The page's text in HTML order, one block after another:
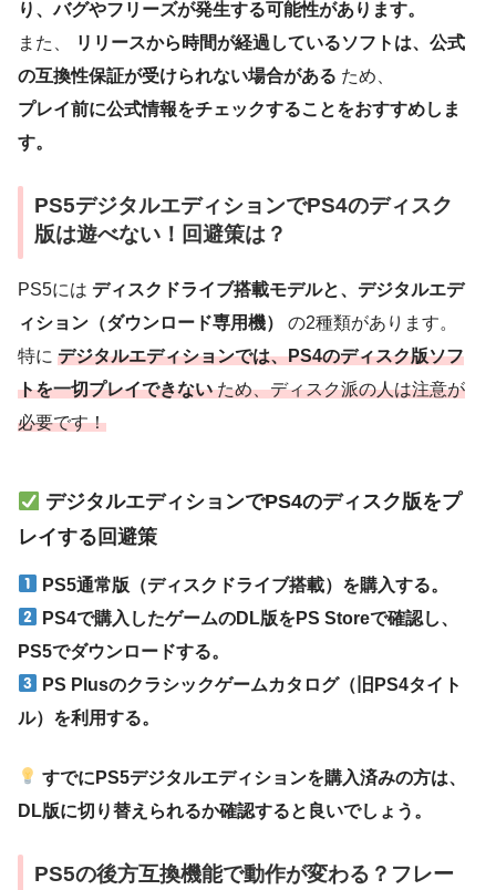
り、バグやフリーズが発生する可能性があります。
また、
リリースから時間が経過しているソフトは、公式
の互換性保証が受けられない場合がある ため、
プレイ前に公式情報をチェックすることをおすすめしま
す。
PS5デジタルエディションでPS4のディスク
版は遊べない！回避策は？
PS5には ディスクドライブ搭載モデルと、デジタルエデ
ィション（ダウンロード専用機）
の2種類があります。
特に デジタルエディションでは、PS4のディスク版ソフ
トを一切プレイできないため、ディスク派の人は注意が
必要です！
デジタルエディションでPS4のディスク版をプ
レイする回避策
PS5通常版（ディスクドライブ搭載）を購入する。
PS4で購入したゲームのDL版をPS Storeで確認し、
PS5でダウンロードする。
PS Plusのクラシックゲームカタログ（旧PS4タイト
ル）を利用する。
すでにPS5デジタルエディションを購入済みの方は、
DL版に切り替えられるか確認すると良いでしょう。
PS5の後方互換機能で動作が変わる？フレー